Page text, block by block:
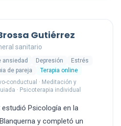
Gutiérrez
sanitario
ansiedad Depresión
Estrés
de pareja
Terapia online
conductual · Meditación y
· Psicoterapia individual
estudió Psicología en la
y completó un